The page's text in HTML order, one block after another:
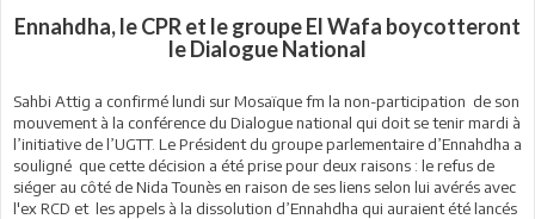
Ennahdha, le CPR et le groupe El Wafa boycotteront
le Dialogue National
Sahbi Attig a confirmé lundi sur Mosaïque fm la non-participation de son
mouvement à la conférence du Dialogue national qui doit se tenir mardi à
l’initiative de l’UGTT. Le Président du groupe parlementaire d’Ennahdha a
souligné que cette décision a été prise pour deux raisons : le refus de
siéger au côté de Nida Tounès en raison de ses liens selon lui avérés avec
l'ex RCD et les appels à la dissolution d’Ennahdha qui auraient été lancés